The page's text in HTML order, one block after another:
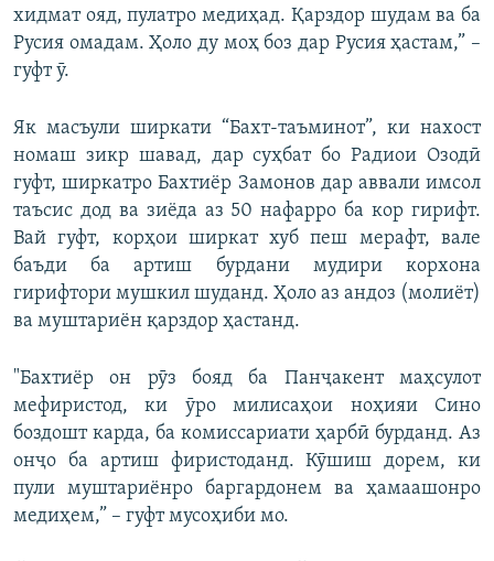
хидмат ояд, пулатро медиҳад. Қарздор шудам ва ба
Русия омадам. Ҳоло ду моҳ боз дар Русия ҳастам,” –
гуфт ӯ.
Як масъули ширкати “Бахт-таъминот”, ки нахост
номаш зикр шавад, дар суҳбат бо Радиои Озодӣ
гуфт, ширкатро Бахтиёр Замонов дар аввали имсол
таъсис дод ва зиёда аз 50 нафарро ба кор гирифт.
Вай гуфт, корҳои ширкат хуб пеш мерафт, вале
баъди ба артиш бурдани мудири корхона
гирифтори мушкил шуданд. Ҳоло аз андоз (молиёт)
ва муштариён қарздор ҳастанд.
"Бахтиёр он рӯз бояд ба Панҷакент маҳсулот
мефиристод, ки ӯро милисаҳои ноҳияи Сино
боздошт карда, ба комиссариати ҳарбӣ бурданд. Аз
онҷо ба артиш фиристоданд. Кӯшиш дорем, ки
пули муштариёнро баргардонем ва ҳамаашонро
медиҳем,” – гуфт мусоҳиби мо.